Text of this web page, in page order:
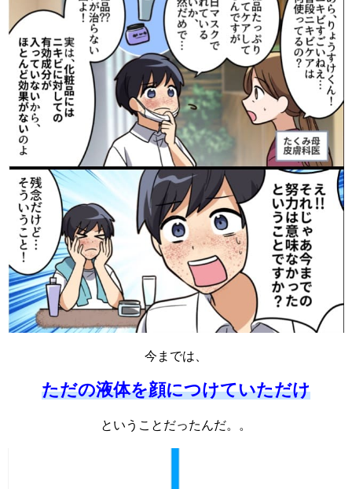
今までは、
ただの液体を顔につけていただけ
ということだったんだ。。